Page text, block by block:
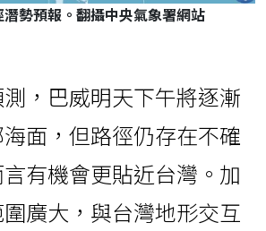
勢預報。翻攝中央氣象署網站
，巴威明天下午將逐漸
面，但路徑仍存在不確
有機會更貼近台灣。加
廣大，與台灣地形交互